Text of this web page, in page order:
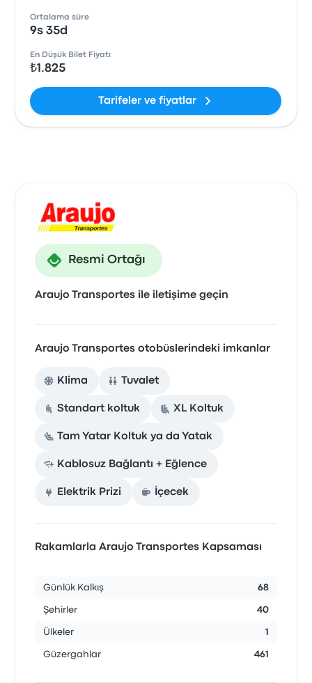
Ortalama süre
9s 35d
En Düşük Bilet Fiyatı
₺1.825
Tarifeler ve fiyatlar
Resmi Ortağı
Araujo Transportes ile iletişime geçin
Araujo Transportes otobüslerindeki imkanlar
Klima Tuvalet
Standart koltuk XL Koltuk
Tam Yatar Koltuk ya da Yatak
Kablosuz Bağlantı + Eğlence
Elektrik Prizi İçecek
Rakamlarla Araujo Transportes Kapsaması
Günlük Kalkış 68
Şehirler 40
Ülkeler 1
Güzergahlar 461